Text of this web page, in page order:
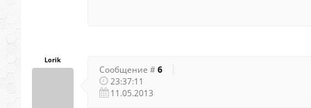
Lorik
Сообщение #6
23:37:11
11.05.2013